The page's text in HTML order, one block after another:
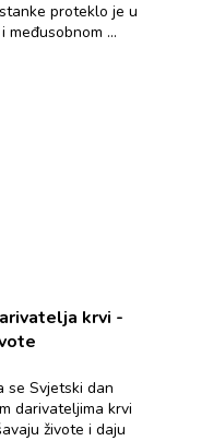
proteklo je u
međusobnom ...
krvi -
se Svjetski dan
darivateljima krvi
živote i daju